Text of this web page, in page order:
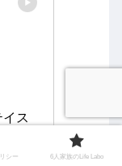
ス
80
シー 6人家族のLife Labo